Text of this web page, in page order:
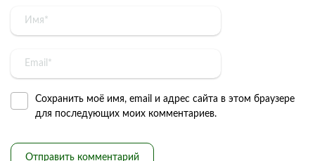
Сохранить моё имя, email и адрес сайта в этом браузере
для последующих моих комментариев.